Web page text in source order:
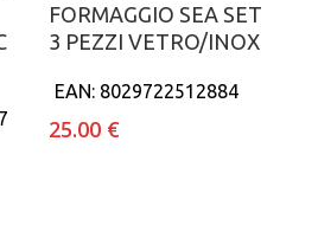
FORMAGGIO SEA SET
3 PEZZI VETRO/INOX
EAN: 8029722512884
25.00 €